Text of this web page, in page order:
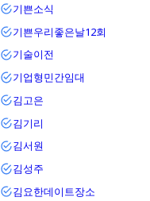
기쁜소식
기쁜우리좋은날12회
기술이전
기업형민간임대
김고은
김기리
김서원
김성주
김요한데이트장소